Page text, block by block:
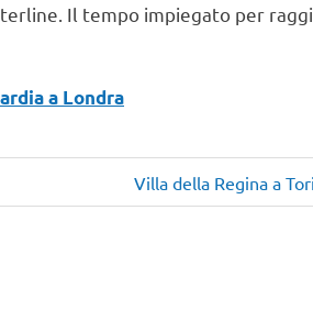
Il tempo impiegato per
a Londra
Articolo
successivo:
Villa della Regina a